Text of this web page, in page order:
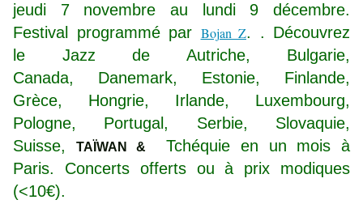
jeudi 7 novembre au lundi 9 décembre.
Festival programmé par Bojan Z. . Découvrez
le Jazz de Autriche, Bulgarie,
Canada, Danemark, Estonie, Finlande,
Grèce, Hongrie, Irlande, Luxembourg,
Pologne, Portugal, Serbie, Slovaquie,
Suisse,
TAÏWAN &
Tchéquie en un mois à
Paris. Concerts offerts ou à prix modiques
(<10€).